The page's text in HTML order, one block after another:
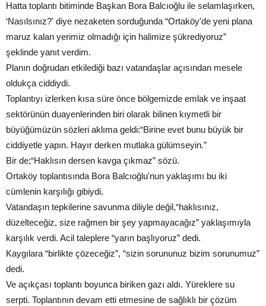
Hatta toplantı bitiminde Başkan Bora Balcıoğlu ile selamlaşırken,
‘Nasılsınız?' diye nezaketen sorduğunda “Ortaköy'de yeni plana
maruz kalan yerimiz olmadığı için halimize şükrediyoruz”
şeklinde yanıt verdim.
Planın doğrudan etkilediği bazı vatandaşlar açısından mesele
oldukça ciddiydi.
Toplantıyı izlerken kısa süre önce bölgemizde emlak ve inşaat
sektörünün duayenlerinden biri olarak bilinen kıymetli bir
büyüğümüzün sözleri aklıma geldi:“Birine evet bunu büyük bir
ciddiyetle yapın. Hayır derken mutlaka gülümseyin.”
Bir de;“Haklısın dersen kavga çıkmaz” sözü.
Ortaköy toplantısında Bora Balcıoğlu'nun yaklaşımı bu iki
cümlenin karşılığı gibiydi.
Vatandaşın tepkilerine savunma diliyle değil,“haklısınız,
düzelteceğiz, size rağmen bir şey yapmayacağız” yaklaşımıyla
karşılık verdi. Acil taleplere “yarın başlıyoruz” dedi.
Kaygılara “birlikte çözeceğiz”, “sizin sorununuz bizim sorunumuz”
dedi.
Ve açıkçası toplantı boyunca biriken gazı aldı. Yüreklere su
serpti. Toplantının devam etti etmesine de sağlıklı bir çözüm